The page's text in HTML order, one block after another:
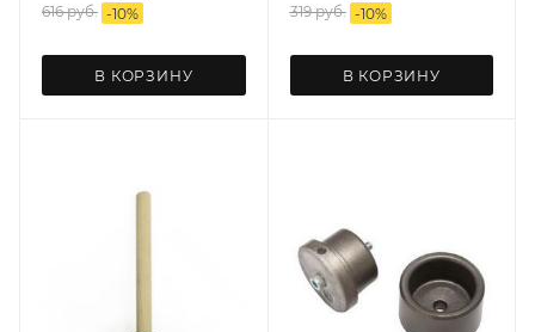
616руб. -10%
В КОРЗИНУ
319руб. -10%
В КОРЗИНУ